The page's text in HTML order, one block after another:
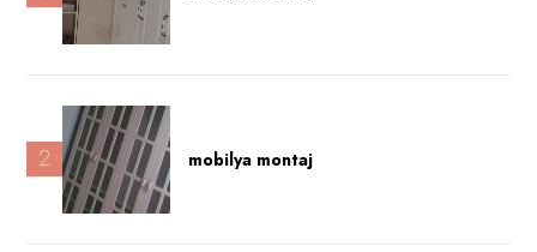
2 mobilya montaj